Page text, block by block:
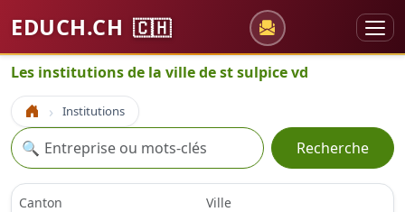
EDUCH.CH 🇨🇭
Les institutions de la ville de st sulpice vd
Accueil Institutions
Recherche
🔍 Recherche
Canton Ville